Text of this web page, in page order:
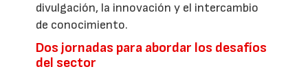
divulgación, la innovación y el intercambio
de conocimiento.
Dos jornadas para abordar los desafíos
del sector